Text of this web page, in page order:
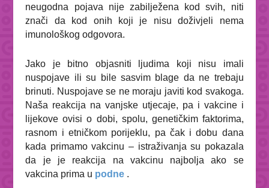
neugodna pojava nije zabilježena kod svih, niti
znači da kod onih koji je nisu doživjeli nema
imunološkog odgovora.
Jako je bitno objasniti ljudima koji nisu imali
nuspojave ili su bile sasvim blage da ne trebaju
brinuti. Nuspojave se ne moraju javiti kod svakoga.
Naša reakcija na vanjske utjecaje, pa i vakcine i
lijekove ovisi o dobi, spolu, genetičkim faktorima,
rasnom i etničkom porijeklu, pa čak i dobu dana
kada primamo vakcinu – istraživanja su pokazala
da je je reakcija na vakcinu najbolja ako se
vakcina prima u podne .